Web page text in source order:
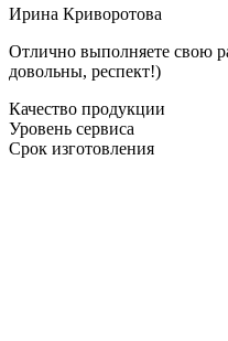
Ирина Криворотова
Отлично выполняете свою
довольны, респект!)
Качество продукции
Уровень сервиса
Срок изготовления